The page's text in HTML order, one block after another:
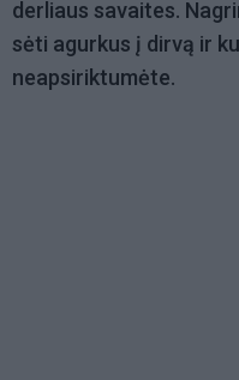
derliaus savaites.
sėti agurkus į dirvą ir
neapsiriktumėte.